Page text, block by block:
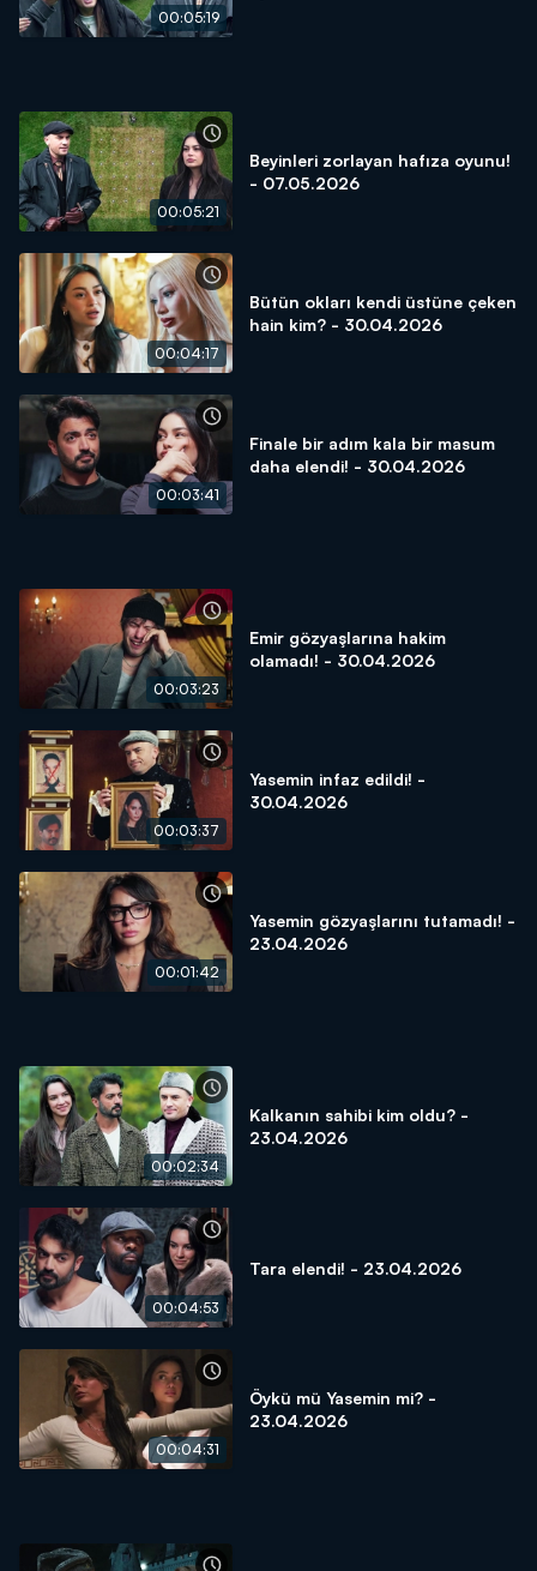
00:05:19
00:05:21
Beyinleri zorlayan hafıza oyunu!
- 07.05.2026
00:04:17
Bütün okları kendi üstüne çeken
hain kim? - 30.04.2026
00:03:41
Finale bir adım kala bir masum
daha elendi! - 30.04.2026
00:03:23
Emir gözyaşlarına hakim
olamadı! - 30.04.2026
00:03:37
Yasemin infaz edildi! -
30.04.2026
00:01:42
Yasemin gözyaşlarını tutamadı! -
23.04.2026
00:02:34
Kalkanın sahibi kim oldu? -
23.04.2026
00:04:53
Tara elendi! - 23.04.2026
00:04:31
Öykü mü Yasemin mi? -
23.04.2026